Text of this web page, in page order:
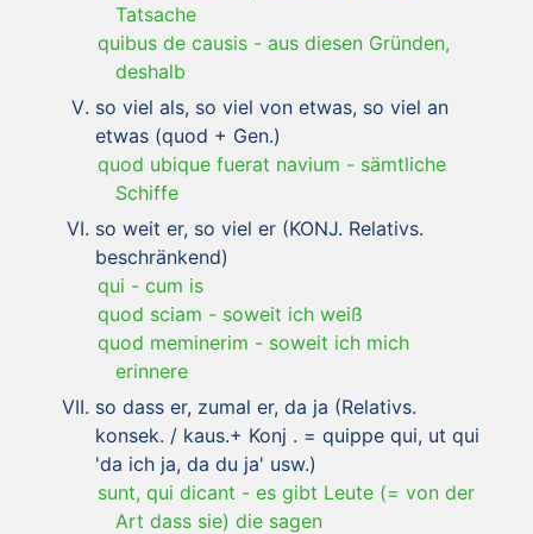
Tatsache
quibus de causis - aus diesen Gründen,
deshalb
so viel als, so viel von etwas, so viel an
etwas (quod + Gen.)
quod ubique fuerat navium - sämtliche
Schiffe
so weit er, so viel er (KONJ. Relativs.
beschränkend)
qui - cum is
quod sciam - soweit ich weiß
quod meminerim - soweit ich mich
erinnere
so dass er, zumal er, da ja (Relativs.
konsek. / kaus.+ Konj . = quippe qui, ut qui
'da ich ja, da du ja' usw.)
sunt, qui dicant - es gibt Leute (= von der
Art dass sie) die sagen